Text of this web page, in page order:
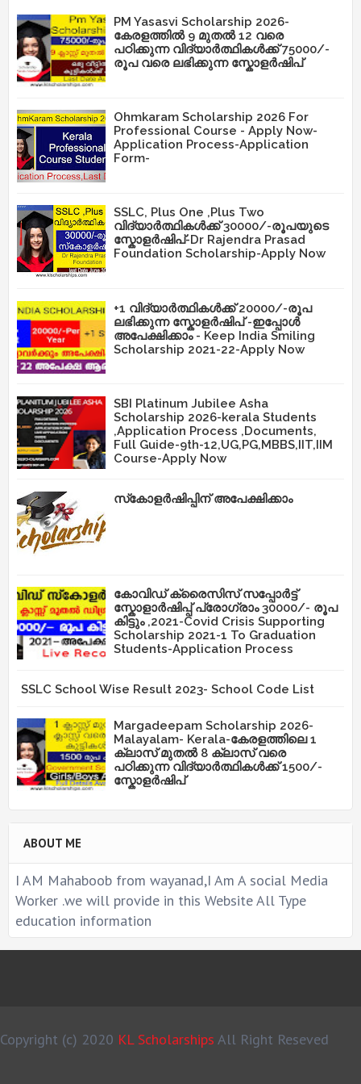
PM Yasasvi Scholarship 2026-
കേരളത്തിൽ 9 മുതൽ 12 വരെ
പഠിക്കുന്ന വിദ്യാർത്ഥികൾക്ക് 75000/-
രൂപ വരെ ലഭിക്കുന്ന സ്കോളർഷിപ്
Ohmkaram Scholarship 2026 For
Professional Course - Apply Now-
Application Process-Application
Form-
SSLC, Plus One ,Plus Two
വിദ്യാർത്ഥികൾക്ക് 30000/-രൂപയുടെ
സ്കോളർഷിപ്-Dr Rajendra Prasad
Foundation Scholarship-Apply Now
+1 വിദ്യാർത്ഥികൾക്ക് 20000/-രൂപ
ലഭിക്കുന്ന സ്കോളർഷിപ് -ഇപ്പോൾ
അപേക്ഷിക്കാം - Keep India Smiling
Scholarship 2021-22-Apply Now
SBI Platinum Jubilee Asha
Scholarship 2026-kerala Students
,Application Process ,Documents,
Full Guide-9th-12,UG,PG,MBBS,IIT,IIM
Course-Apply Now
സ്‌കോളർഷിപ്പിന് അപേക്ഷിക്കാം
കോവിഡ് ക്രൈസിസ് സപ്പോർട്ട്
സ്കോളാർഷിപ്പ് പ്രോഗ്രാം 30000/- രൂപ
കിട്ടും ,2021-Covid Crisis Supporting
Scholarship 2021-1 To Graduation
Students-Application Process
SSLC School Wise Result 2023- School Code List
Margadeepam Scholarship 2026-
Malayalam- Kerala-കേരളത്തിലെ 1
ക്ലാസ് മുതൽ 8 ക്ലാസ് വരെ
പഠിക്കുന്ന വിദ്യാർത്ഥികൾക്ക് 1500/-
സ്കോളർഷിപ്
ABOUT ME
I AM Mahaboob from wayanad,I Am A social Media
Worker .we will provide in this Website All Type
education information
Copyright (c) 2020 KL Scholarships All Right Reseved